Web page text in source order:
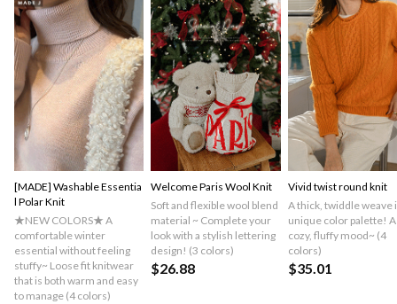
[MADE] Washable Essentia
l Polar Knit
★NEW COLORS★ A
comfortable winter
essential without feeling
stuffy~ Loose fit knitwear
that is both warm and easy
to manage (4 colors)
Welcome Paris Wool Knit
Soft and flexible wool blend
material ~ Complete your
look with a stylish lettering
design! (3 colors)
$26.88
Vivid twist round knit
A thick, twiddle weave
unique color palette! A
cozy, fluffy mood~ (4
colors)
$35.01